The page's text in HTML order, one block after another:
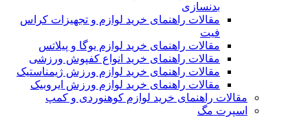
بدنسازی
مقالات راهنمای خرید لوازم و تجهیزات کراس
فیت
مقالات راهنمای خرید لوازم یوگا و پیلاتس
مقالات راهنمای خرید انواع کفپوش ورزشی
مقالات راهنمای خرید لوازم ورزش ژیمناستیک
مقالات راهنمای خرید لوازم ورزش ایروبیک
مقالات راهنمای خرید لوازم کوهنوردی و کمپ
اسپرت مگ